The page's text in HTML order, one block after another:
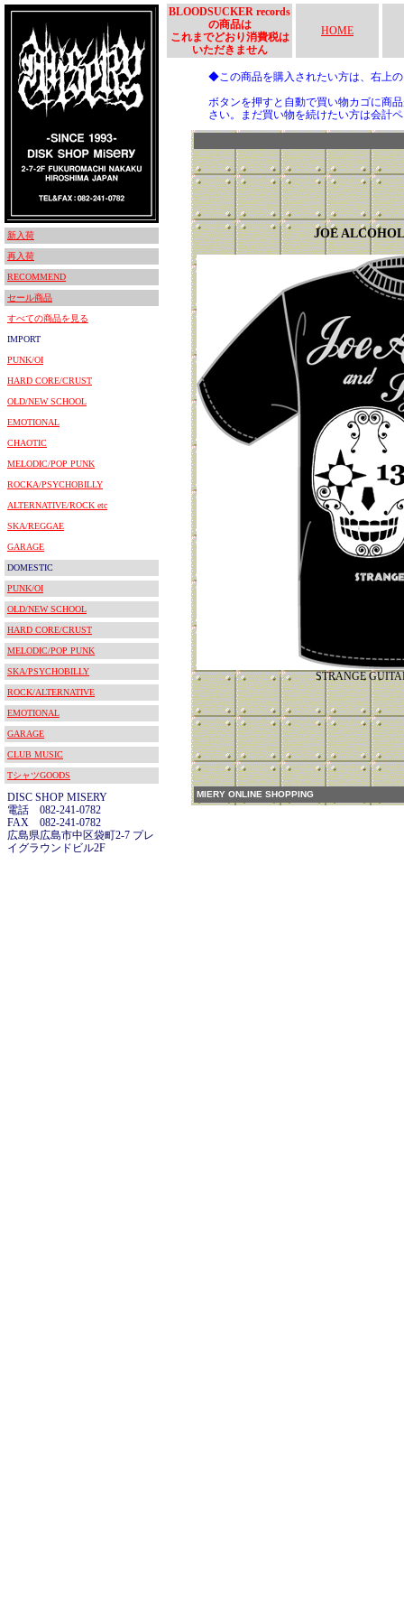
新入荷
再入荷
RECOMMEND
セール商品
すべての商品を見る
IMPORT
PUNK/OI
HARD CORE/CRUST
OLD/NEW SCHOOL
EMOTIONAL
CHAOTIC
MELODIC/POP PUNK
ROCKA/PSYCHOBILLY
ALTERNATIVE/ROCK etc
SKA/REGGAE
GARAGE
DOMESTIC
PUNK/OI
OLD/NEW SCHOOL
HARD CORE/CRUST
MELODIC/POP PUNK
SKA/PSYCHOBILLY
ROCK/ALTERNATIVE
EMOTIONAL
GARAGE
CLUB MUSIC
TシャツGOODS
DISC SHOP MISERY
電話 082-241-0782
FAX 082-241-0782
広島県広島市中区袋町2-7 プレ
イグラウンドビル2F
BLOODSUCKER records
の商品は
これまでどおり消費税は
いただきません
HOME
◆この商品を購入されたい方は、右上
ボタンを押すと自動で買い物カゴに商
さい。まだ買い物を続けたい方は会計
JOE
STRANGE
MIERY ONLINE SHOPPING